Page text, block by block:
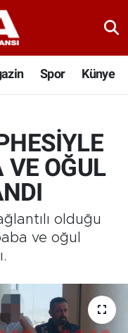
Spor Künye
OĞUL
olduğu
ve oğul